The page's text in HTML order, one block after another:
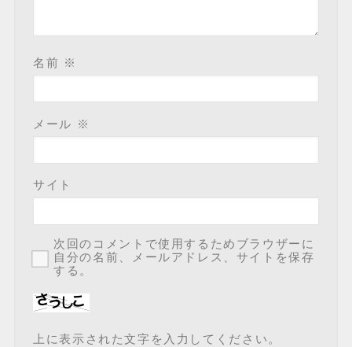
名前 ※
メール ※
サイト
次回のコメントで使用するためブラウザーに
自分の名前、メールアドレス、サイトを保存
する。
上に表示された文字を入力してください。